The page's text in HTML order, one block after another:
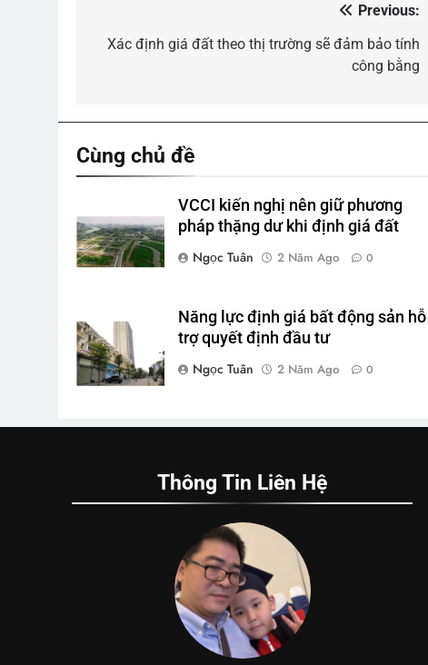
hướng
Previous:
Xác định giá đất theo thị trường sẽ đảm bảo tính
công bằng
Cùng chủ đề
VCCI kiến nghị nên giữ phương
pháp thặng dư khi định giá đất
Ngọc Tuân
2 Năm Ago 0
Năng lực định giá bất động sản hỗ
trợ quyết định đầu tư
Ngọc Tuân
2 Năm Ago 0
Thông Tin Liên Hệ